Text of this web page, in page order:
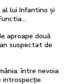
lui Infantino și
aproape două
suspectat de
între nevoia
introspecție